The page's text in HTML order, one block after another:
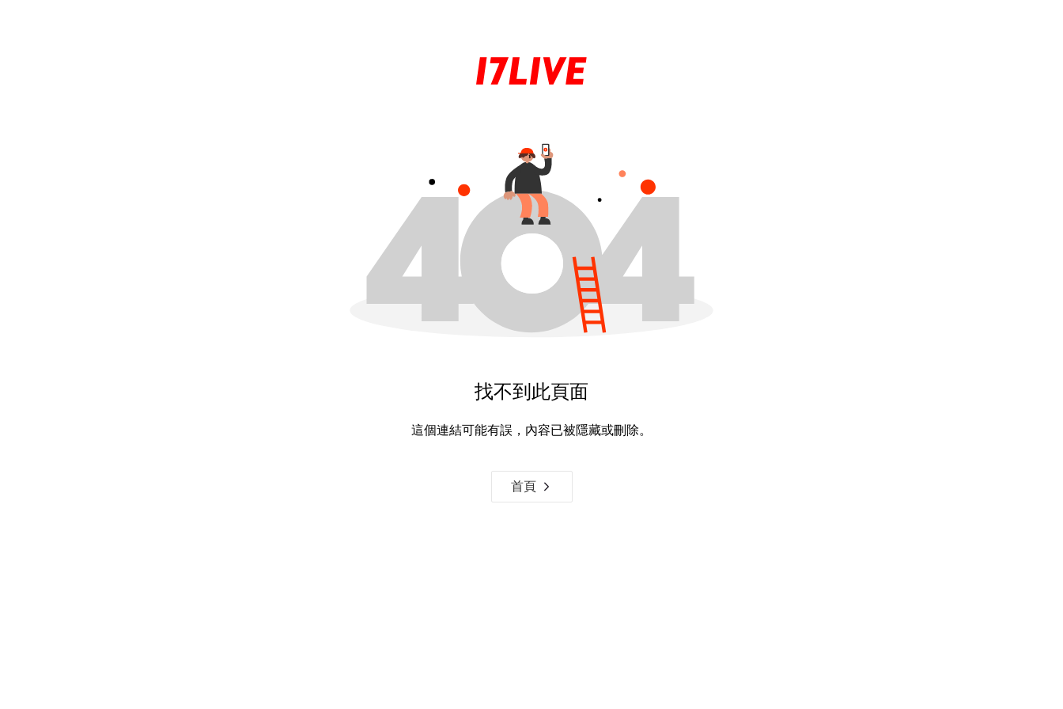
找不到此頁面
這個連結可能有誤，內容已被隱藏或刪除。
首頁